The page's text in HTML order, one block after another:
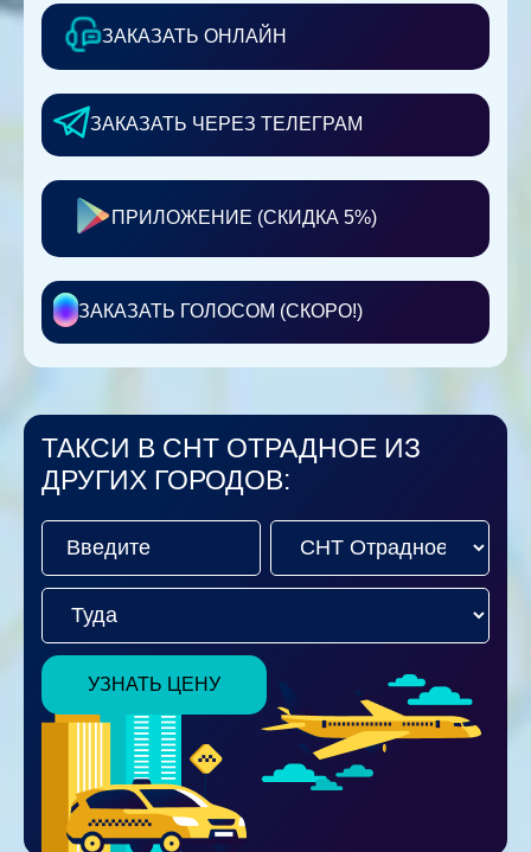
ЗАКАЗАТЬ ОНЛАЙН
ЗАКАЗАТЬ ЧЕРЕЗ ТЕЛЕГРАМ
ПРИЛОЖЕНИЕ (СКИДКА 5%)
ЗАКАЗАТЬ ГОЛОСОМ (СКОРО!)
ТАКСИ В СНТ ОТРАДНОЕ ИЗ
ДРУГИХ ГОРОДОВ:
УЗНАТЬ ЦЕНУ